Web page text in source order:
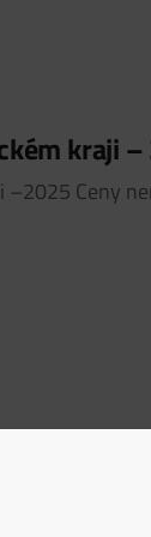
kraji
–2025 Ceny